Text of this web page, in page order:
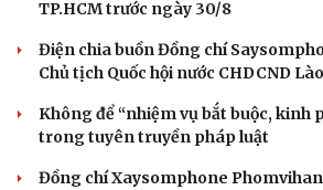
TP.HCM trước ngày 30/8
Điện chia buồn Đồng chí
Chủ tịch Quốc hội nước CHDCND Lào
Không để “nhiệm vụ bắt buộc, kinh
trong tuyên truyền pháp luật
Đồng chí Xaysomphone